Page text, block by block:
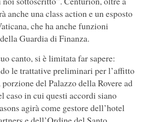
anche una class action e un esposto
che ha anche funzioni
Guardia di Finanza.
canto, si è limitata far sapere:
le trattative preliminari per l’affitto
del Palazzo della Rovere ad
caso in cui questi accordi siano
agirà come gestore dell’hotel